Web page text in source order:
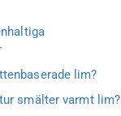
lim?
smälter varmt lim?